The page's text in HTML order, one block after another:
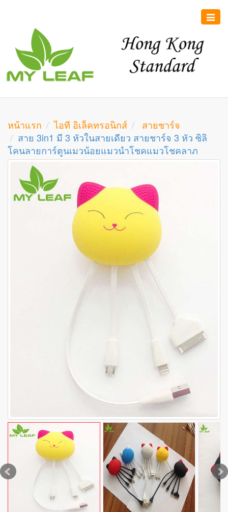
Toggle
หน้าแรก ไอที อิเล็คทรอนิกส์
สายชาร์จ
สาย 3in1 มี 3 หัวในสายเดียว สายชาร์จ 3 หัว ซิลิ
โคนลายการ์ตูนเมวน้อยแมวนำโชคแมวโชคลาภ